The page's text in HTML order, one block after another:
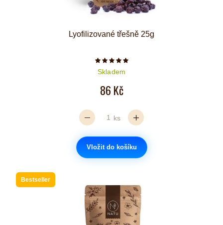
Lyofilizované třešně 25g
Počet hvězdiček je 5 z 5
Skladem
86 Kč
ks
Vložit do košíku
Bestseller